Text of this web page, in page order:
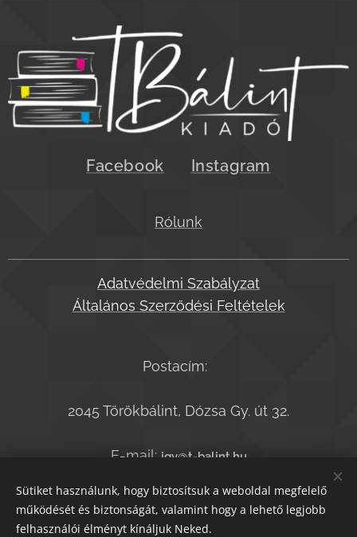
Facebook Instagram
Rólunk
Adatvédelmi Szabályzat
Általános Szerződési Feltételek
Postacím:
2045 Törökbálint, Dózsa Gy. út 32.
E-mail: jgy@t-balint.hu
Telefonszám:+36-20-9364050
Sütiket használunk, hogy biztosítsuk a weboldal megfelelő
működését és biztonságát, valamint hogy a lehető legjobb
felhasználói élményt kínáljuk Neked.